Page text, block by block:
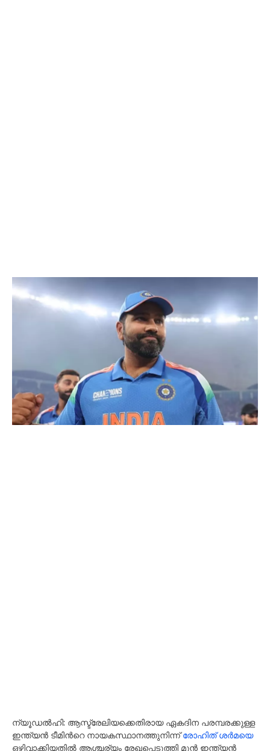
ന്യൂഡല്‍ഹി: ആസ്ട്രേലിയക്കെതിരായ ഏകദിന പരമ്പരക്കുള്ള
ഇന്ത്യൻ ടീമിന്‍റെ നായകസ്ഥാനത്തുനിന്ന്രോഹിത് ശർമയെ
ഒഴിവാക്കിയതിൽ ആശ്ചര്യം രേഖപ്പെടുത്തി മുൻ ഇന്ത്യൻ